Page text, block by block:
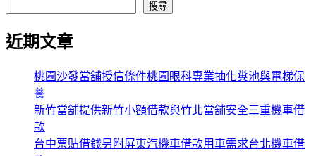
搜尋
近期文章
桃園沙發當舖授信條件桃園眼科專業抽化糞池與電梯保
養
新竹當舖提供新竹小額借款與竹北當舖安全三重機車借
款
台中票貼借錢另附屏東汽機車借款用車需求台北機車借